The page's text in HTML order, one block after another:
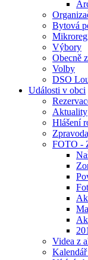
Bytová
Výbory
Obecně
Volby
DSO
Události v obci
Aktuality
Hlášení
FOTO -
Videa z